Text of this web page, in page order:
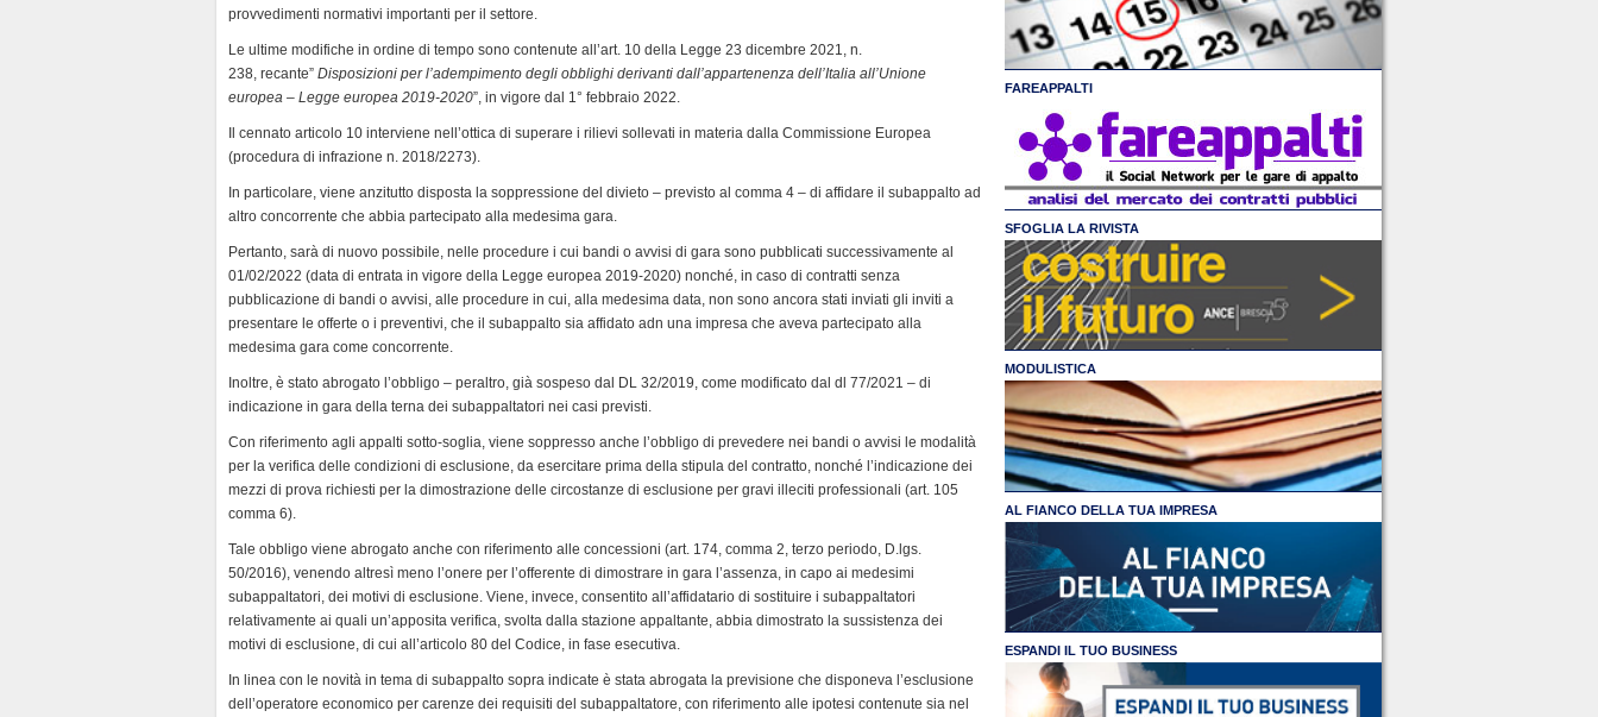
k
n
p
m
k
i
e
n
d
l
provvedimenti normativi importanti per il settore.
Le ultime modifiche in ordine di tempo sono contenute all’art. 10 della Legge 23 dicembre 2021, n.
238, recante” Disposizioni per l’adempimento degli obblighi derivanti dall’appartenenza dell’Italia all’Unione
europea – Legge europea 2019-2020”, in vigore dal 1° febbraio 2022.
Il cennato articolo 10 interviene nell’ottica di superare i rilievi sollevati in materia dalla Commissione Europea
(procedura di infrazione n. 2018/2273).
In particolare, viene anzitutto disposta la soppressione del divieto – previsto al comma 4 – di affidare il subappalto ad
altro concorrente che abbia partecipato alla medesima gara.
Pertanto, sarà di nuovo possibile, nelle procedure i cui bandi o avvisi di gara sono pubblicati successivamente al
01/02/2022 (data di entrata in vigore della Legge europea 2019-2020) nonché, in caso di contratti senza
pubblicazione di bandi o avvisi, alle procedure in cui, alla medesima data, non sono ancora stati inviati gli inviti a
presentare le offerte o i preventivi, che il subappalto sia affidato adn una impresa che aveva partecipato alla
medesima gara come concorrente.
Inoltre, è stato abrogato l’obbligo – peraltro, già sospeso dal DL 32/2019, come modificato dal dl 77/2021 – di
indicazione in gara della terna dei subappaltatori nei casi previsti.
Con riferimento agli appalti sotto-soglia, viene soppresso anche l’obbligo di prevedere nei bandi o avvisi le modalità
per la verifica delle condizioni di esclusione, da esercitare prima della stipula del contratto, nonché l’indicazione dei
mezzi di prova richiesti per la dimostrazione delle circostanze di esclusione per gravi illeciti professionali (art. 105
comma 6).
Tale obbligo viene abrogato anche con riferimento alle concessioni (art. 174, comma 2, terzo periodo, D.lgs.
50/2016), venendo altresì meno l’onere per l’offerente di dimostrare in gara l’assenza, in capo ai medesimi
subappaltatori, dei motivi di esclusione. Viene, invece, consentito all’affidatario di sostituire i subappaltatori
relativamente ai quali un’apposita verifica, svolta dalla stazione appaltante, abbia dimostrato la sussistenza dei
motivi di esclusione, di cui all’articolo 80 del Codice, in fase esecutiva.
In linea con le novità in tema di subappalto sopra indicate è stata abrogata la previsione che disponeva l’esclusione
dell’operatore economico per carenze dei requisiti del subappaltatore, con riferimento alle ipotesi contenute sia nel
FAREAPPALTI
SFOGLIA LA RIVISTA
MODULISTICA
AL FIANCO DELLA TUA IMPRESA
ESPANDI IL TUO BUSINESS